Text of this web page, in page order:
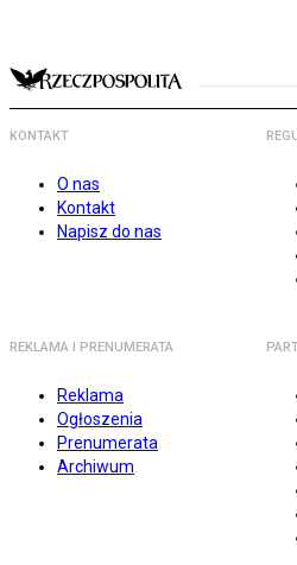
KONTAKT
O nas
Kontakt
Napisz do nas
REKLAMA I PRENUMERATA
Reklama
Ogłoszenia
Prenumerata
Archiwum